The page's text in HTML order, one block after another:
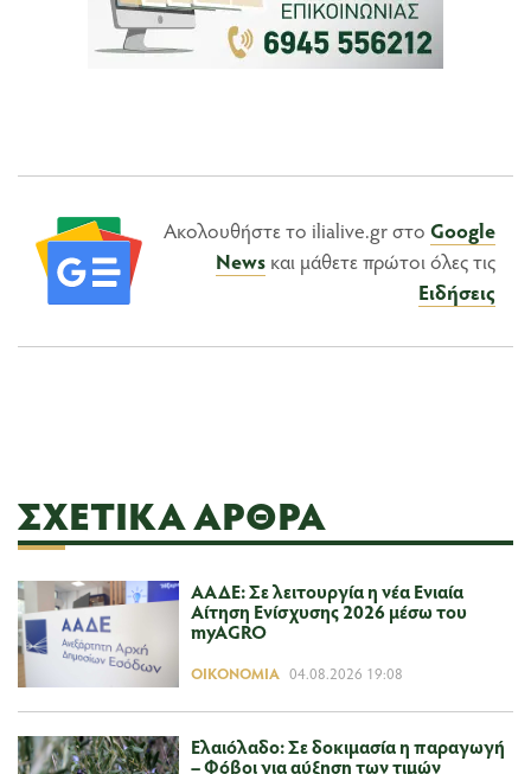
Ακολουθήστε το ilialive.gr στο Google
News και μάθετε πρώτοι όλες τις
Ειδήσεις
ΣΧΕΤΙΚΆ ΆΡΘΡΑ
ΑΑΔΕ: Σε λειτουργία η νέα Ενιαία
Αίτηση Ενίσχυσης 2026 μέσω του
myAGRO
ΟΙΚΟΝΟΜΊΑ 04.08.2026 19:08
Ελαιόλαδο: Σε δοκιμασία η παραγωγή
– Φόβοι για αύξηση των τιμών